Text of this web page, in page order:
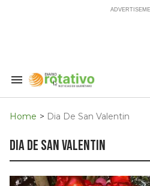
Search
Navigation
Home > Dia De San Valentin
dia de san valentin